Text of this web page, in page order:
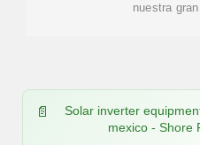
nuestra
Solar inverter
mexico - Shore